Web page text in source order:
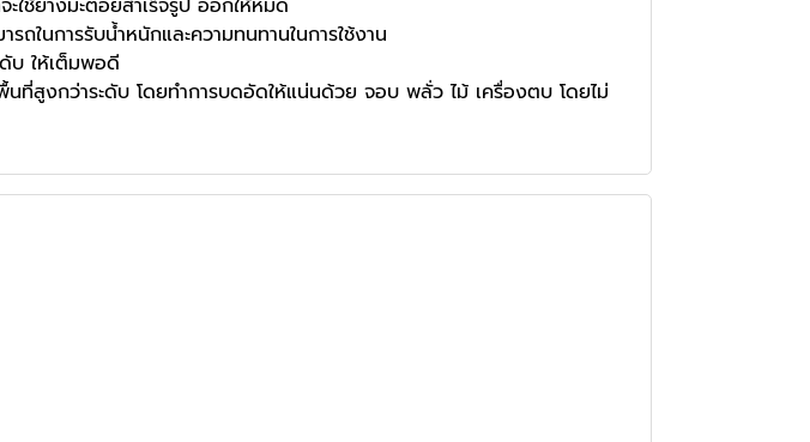
ช้ยางมะตอยสำเร็จรูป ออกให้หมด
ในการรับน้ำหนักและความทนทานในการใช้งาน
บ ให้เต็มพอดี
ที่สูงกว่าระดับ โดยทำการบดอัดให้แน่นด้วย จอบ พลั่ว ไม้ เครื่องตบ โดยไม่